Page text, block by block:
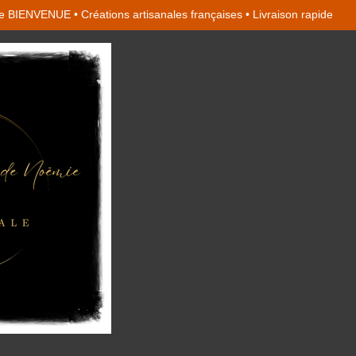
BIENVENUE • Créations artisanales françaises • Livraison rapide